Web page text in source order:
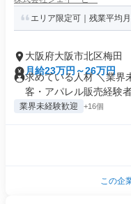
エリア限定可｜残業平均
大阪府大阪市北区梅田
月給23万円～26万円
求めている人材 ＼業界
客・アパレル販売経験
業界未経験歓迎 +16個
この企